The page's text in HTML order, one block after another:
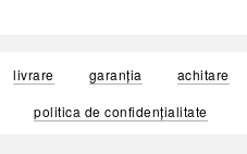
livrare garanția achitare
politica de confidențialitate